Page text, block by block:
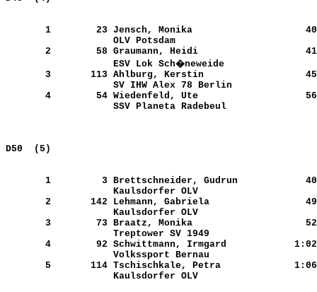
       1
       23
Jensch, Monika
OLV Potsdam
       2
       58
Graumann, Heidi
ESV Lok Sch�neweide
       3
      113
Ahlburg, Kerstin
SV IHW Alex 78 Berlin
       4
       54
Wiedenfeld, Ute
SSV Planeta Radebeul
D50
       1
        3
Brettschneider, Gudrun
Kaulsdorfer OLV
       2
      142
Lehmann, Gabriela
Kaulsdorfer OLV
       3
       73
Braatz, Monika
Treptower SV 1949
       4
       92
Schwittmann, Irmgard
Volkssport Bernau
       5
      114
Tschischkale, Petra
Kaulsdorfer OLV